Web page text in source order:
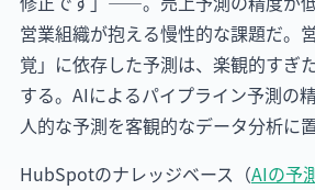
営業組織が抱える慢性的な課題だ。
覚」に依存した予測は、楽観的すぎ
する。AIによるパイプライン予測の
人的な予測を客観的なデータ分析に
HubSpotのナレッジベース（AIの予